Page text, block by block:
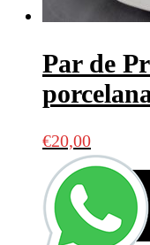
Par de
€20,00